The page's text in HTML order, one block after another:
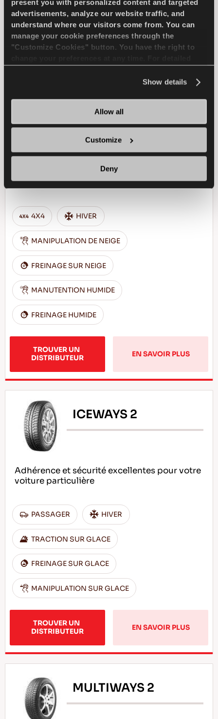
present you with personalized content and targeted
advertisements, analyze our website traffic, and
understand where our visitors come from. You can
manage your cookie preferences through the
"Customize Cookies" button. You have the right to
Show details
Allow all
Customize
Deny
FREINAGE HUMIDE
TROUVER UN
COMPETUS WINTER 2
+
Défier l'hiver - Une conduite sûre pour votre
SUV
4X4 HIVER
MANIPULATION DE NEIGE
FREINAGE SUR NEIGE
MANUTENTION HUMIDE
FREINAGE HUMIDE
TROUVER UN
DISTRIBUTEUR
EN SAVOIR PLUS
ICEWAYS 2
Adhérence et sécurité excellentes pour votre
voiture particulière
PASSAGER HIVER
TRACTION SUR GLACE
FREINAGE SUR GLACE
MANIPULATION SUR GLACE
TROUVER UN
DISTRIBUTEUR
EN SAVOIR PLUS
MULTIWAYS 2